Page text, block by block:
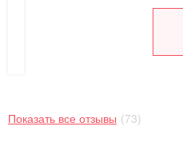
Показать все отзывы (73)